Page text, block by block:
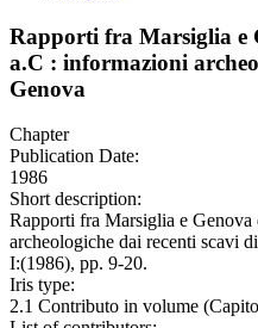
Rapporti fra Marsiglia e
a.C : informazioni
Genova
Chapter
Publication Date:
1986
Short description:
Rapporti fra Marsiglia e
archeologiche dai recenti scavi
I:(1986), pp. 9-20.
Iris type:
2.1 Contributo in volume